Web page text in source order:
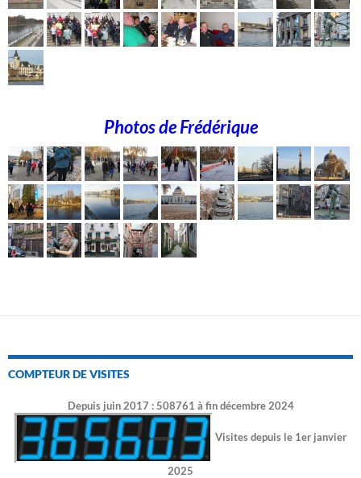
Photos de Frédérique
COMPTEUR DE VISITES
Depuis juin 2017 : 508761 à fin décembre 2024
Visites depuis le 1er janvier
2025